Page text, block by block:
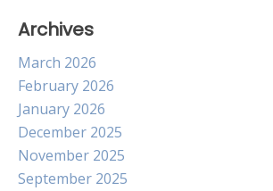
Archives
March 2026
February 2026
January 2026
December 2025
November 2025
September 2025